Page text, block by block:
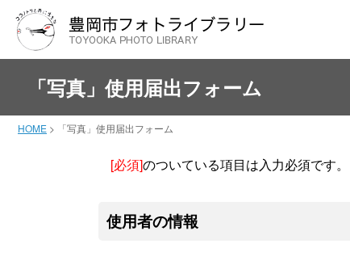
「写真」使用届出フォーム
HOME > 「写真」使用届出フォーム
[必須]のついている項目は入力必須です。
使用者の情報